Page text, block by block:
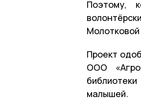
Поэтому,
Молотковой
Проект
ООО
малышей.